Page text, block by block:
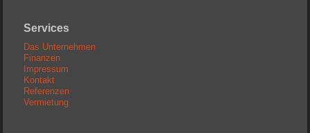
Services
Das Unternehmen
Finanzen
Impressum
Kontakt
Referenzen
Vermietung